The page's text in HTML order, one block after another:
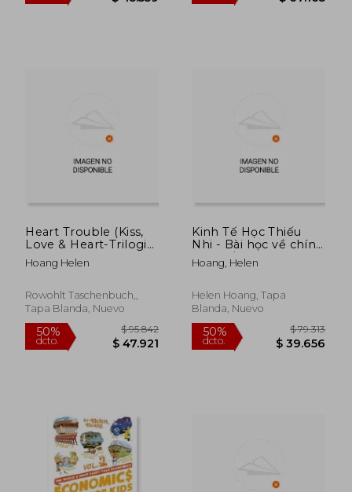
50% $ 127.453
Heart Trouble (Kiss,
Love & Heart-Trilogie,
Band 3) (en Alemán)
Hoang Helen
Rowohlt Taschenbuch,,
Tapa Blanda, Nuevo
Kinh Tế Học Thiếu
Nhi - Bài học về chính
sách tiền tệ: Bài học
từ truyện ngụ ngôn &
Hoang, Helen
Helen Hoang, Tapa
Blanda, Nuevo